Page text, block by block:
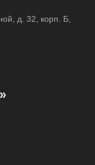
д. 32, корп. Б,